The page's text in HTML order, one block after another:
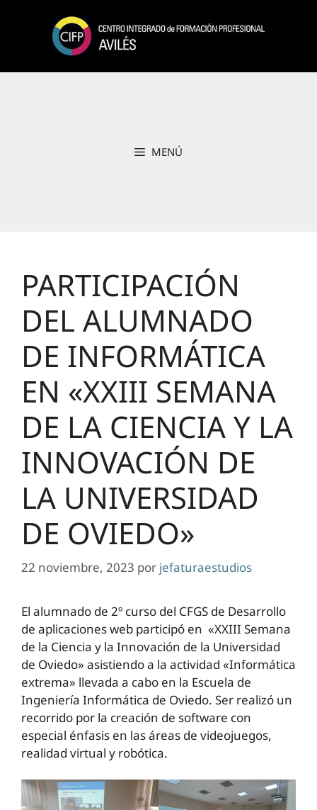
contenido
MENÚ
PARTICIPACIÓN
DEL ALUMNADO
DE INFORMÁTICA
EN «XXIII SEMANA
DE LA CIENCIA Y LA
INNOVACIÓN DE
LA UNIVERSIDAD
DE OVIEDO»
22 noviembre, 2023 por jefaturaestudios
El alumnado de 2º curso del CFGS de Desarrollo
de aplicaciones web participó en «XXIII Semana
de la Ciencia y la Innovación de la Universidad
de Oviedo» asistiendo a la actividad «Informática
extrema» llevada a cabo en la Escuela de
Ingeniería Informática de Oviedo. Ser realizó un
recorrido por la creación de software con
especial énfasis en las áreas de videojuegos,
realidad virtual y robótica.